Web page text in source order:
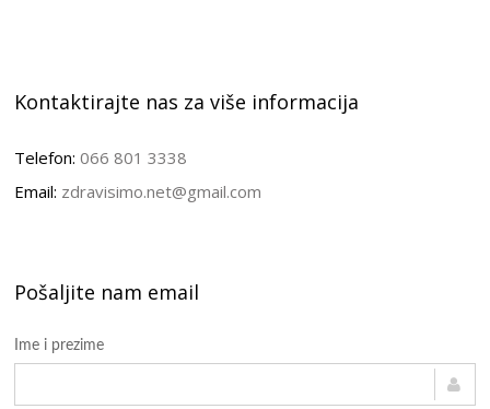
Kontaktirajte nas za više informacija
Telefon:066 801 3338
Email: zdravisimo.net@gmail.com
Pošaljite nam email
Ime i prezime